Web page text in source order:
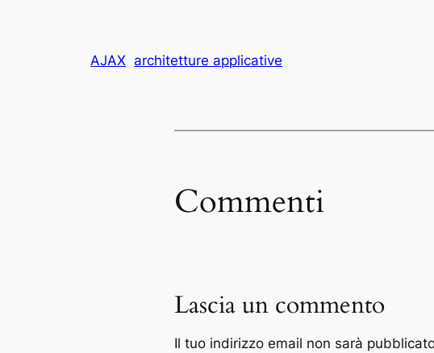
AJAX architetture applicative
Commenti
Lascia un commento
Il tuo indirizzo email non sarà